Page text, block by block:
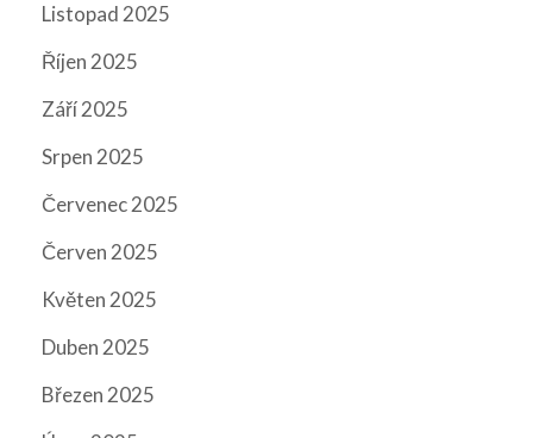
Listopad 2025
Říjen 2025
Září 2025
Srpen 2025
Červenec 2025
Červen 2025
Květen 2025
Duben 2025
Březen 2025